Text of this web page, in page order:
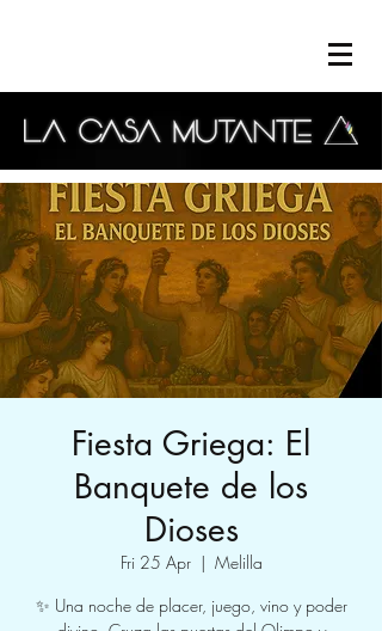
Fiesta Griega: El
Banquete de los
Dioses
Fri 25 Apr
  |
Melilla
✨ Una noche de placer, juego, vino y poder